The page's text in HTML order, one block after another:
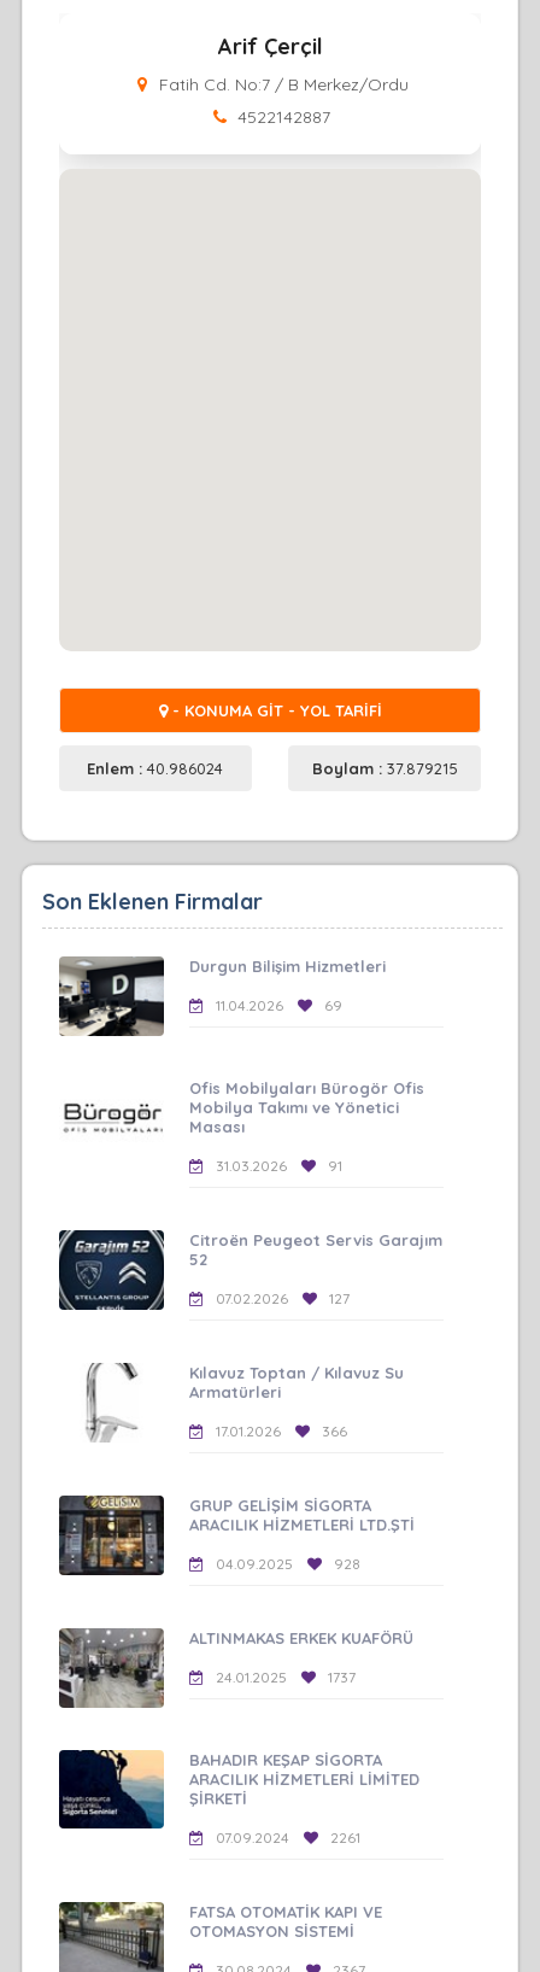
Arif Çerçil
Fatih Cd. No:7 / B Merkez/Ordu
4522142887
- KONUMA GİT - YOL TARİFİ
Enlem :40.986024 Boylam : 37.879215
Son Eklenen Firmalar
Durgun Bilişim Hizmetleri
11.04.2026 69
Ofis Mobilyaları Bürogör Ofis
Mobilya Takımı ve Yönetici
Masası
31.03.2026 91
Citroën Peugeot Servis Garajım
52
07.02.2026 127
Kılavuz Toptan / Kılavuz Su
Armatürleri
17.01.2026 366
GRUP GELİŞİM SİGORTA
ARACILIK HİZMETLERİ LTD.ŞTİ
04.09.2025 928
ALTINMAKAS ERKEK KUAFÖRÜ
24.01.2025 1737
BAHADIR KEŞAP SİGORTA
ARACILIK HİZMETLERİ LİMİTED
ŞİRKETİ
07.09.2024 2261
FATSA OTOMATİK KAPI VE
OTOMASYON SİSTEMİ